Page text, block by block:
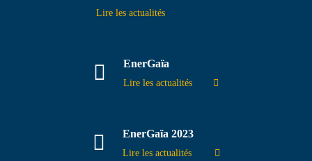
Lire les actualités
EnerGaïa
Lire les actualités
EnerGaïa 2023
Lire les actualités